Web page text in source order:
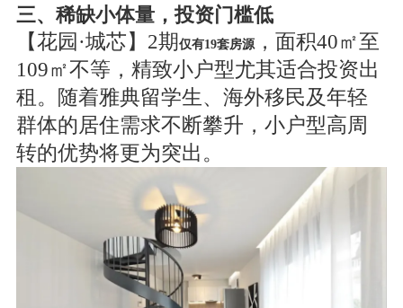
三、稀缺小体量，投资门槛低
【花园·城芯】2期仅有19套房源，面积40㎡至
109㎡不等，精致小户型尤其适合投资出
租。随着雅典留学生、海外移民及年轻
群体的居住需求不断攀升，小户型高周
转的优势将更为突出。